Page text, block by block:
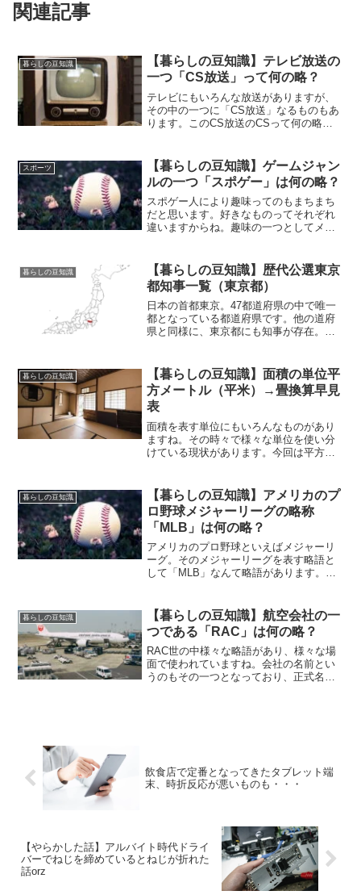
関連記事
暮らしの豆知識
【暮らしの豆知識】テレビ放送の
一つ「CS放送」って何の略？
テレビにもいろんな放送がありますが、
その中の一つに「CS放送」なるものもあ
ります。このCS放送のCSって何の略？
スポーツ
【暮らしの豆知識】ゲームジャン
ルの一つ「スポゲー」は何の略？
スポゲー人により趣味ってのもまちまち
だと思います。好きなものってそれぞれ
違いますからね。趣味の一つとしてメジ
ー、そしてソシャゲに至るまで現在では
様々な場面でプレイするこ...
暮らしの豆知識
【暮らしの豆知識】歴代公選東京
都知事一覧（東京都）
日本の首都東京。47都道府県の中で唯一
都となっている都道府県です。他の道府
県と同様に、東京都にも知事が存在。今
暮らしの豆知識
【暮らしの豆知識】面積の単位平
方メートル（平米）→畳換算早見
表
面積を表す単位にもいろんなものがあり
ますね。その時々で様々な単位を使い分
けている現状があります。今回は平方メ
暮らしの豆知識
【暮らしの豆知識】アメリカのプ
ロ野球メジャーリーグの略称
「MLB」は何の略？
アメリカのプロ野球といえばメジャーリ
ーグ。そのメジャーリーグを表す略語と
して「MLB」なんて略語があります。こ
います。
暮らしの豆知識
【暮らしの豆知識】航空会社の一
つである「RAC」は何の略？
RAC世の中様々な略語があり、様々な場
面で使われていますね。会社の名前とい
うのもその一つとなっており、正式名称
飲食店で定番となってきたタブレット端
末、時折反応が悪いものも・・・
【やらかした話】アルバイト時代ドライ
バーでねじを締めているとねじが折れた
話orz